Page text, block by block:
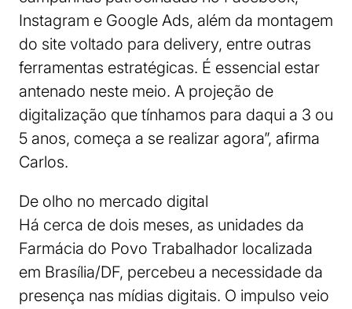
Instagram e Google Ads, além da montagem
do site voltado para delivery, entre outras
ferramentas estratégicas. É essencial estar
antenado neste meio. A projeção de
digitalização que tínhamos para daqui a 3 ou
5 anos, começa a se realizar agora”, afirma
Carlos.
De olho no mercado digital
Há cerca de dois meses, as unidades da
Farmácia do Povo Trabalhador localizada
em Brasília/DF, percebeu a necessidade da
presença nas mídias digitais. O impulso veio